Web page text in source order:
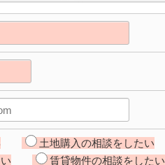
土地購入の相談をしたい
賃貸物件の相談をしたい